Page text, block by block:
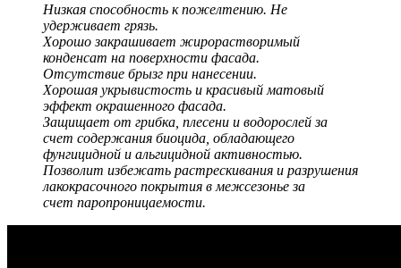
Низкая способность к пожелтению. Не
удерживает грязь.
Хорошо закрашивает жирорастворимый
конденсат на поверхности фасада.
Отсутствие брызг при нанесении.
Хорошая укрывистость и красивый матовый
эффект окрашенного фасада.
Защищает от грибка, плесени и водорослей за
счет содержания биоцида, обладающего
фунгицидной и альгицидной активностью.
Позволит избежать растрескивания и разрушения
лакокрасочного покрытия в межсезонье за
счет паропроницаемости.